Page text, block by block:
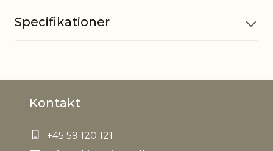
Specifikationer
EAN
Tariffnumber
Kontakt
+45 59 120 121